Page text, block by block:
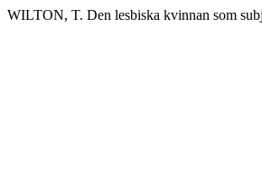
WILTON, T. Den lesbiska kvinnan som